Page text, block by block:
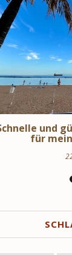
Schweden